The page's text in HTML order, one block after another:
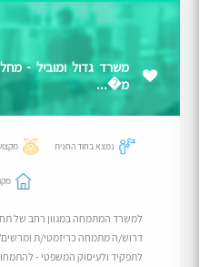
משרד גדול ומוביל -
מ�...
נמצא בחוד החנית
למשרד המתמחה במגוון רחב של
דרוש/ה מתמחה כריזמטי/ת ומרשים/
לתפקיד ולעיסוק המשפטי -